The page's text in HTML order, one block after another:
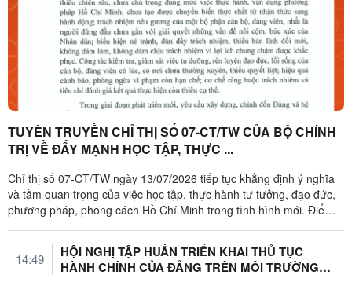
TUYÊN TRUYỀN CHỈ THỊ SỐ 07-CT/TW CỦA BỘ CHÍNH
TRỊ VỀ ĐẨY MẠNH HỌC TẬP, THỰC ...
Chỉ thị số 07-CT/TW ngày 13/07/2026 tiếp tục khẳng định ý nghĩa
và tầm quan trọng của việc học tập, thực hành tư tưởng, đạo đức,
phương pháp, phong cách Hồ Chí Minh trong tình hình mới. Điểm
14:49
HỘI NGHỊ TẬP HUẤN TRIỂN KHAI THỦ TỤC
HÀNH CHÍNH CỦA ĐẢNG TRÊN MÔI TRƯỜNG